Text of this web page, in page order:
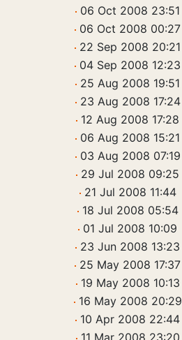
06 Oct 2008 23:51
06 Oct 2008 00:27
22 Sep 2008 20:21
04 Sep 2008 12:23
25 Aug 2008 19:51
23 Aug 2008 17:24
12 Aug 2008 17:28
06 Aug 2008 15:21
03 Aug 2008 07:19
29 Jul 2008 09:25
21 Jul 2008 11:44
18 Jul 2008 05:54
01 Jul 2008 10:09
23 Jun 2008 13:23
25 May 2008 17:37
19 May 2008 10:13
16 May 2008 20:29
10 Apr 2008 22:44
11 Mar 2008 23:20